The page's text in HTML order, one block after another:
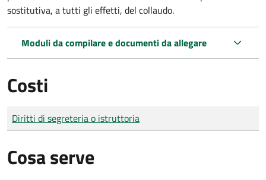
sostitutiva, a tutti gli effetti, del collaudo.
Moduli da compilare e documenti da allegare
Costi
Tipo di pagamento
Importo
Diritti di segreteria o istruttoria
Cosa serve